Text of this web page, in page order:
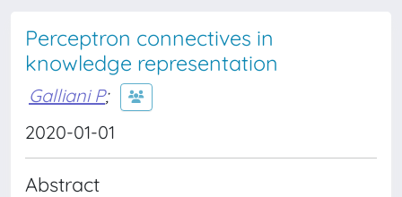
Perceptron connectives in
knowledge representation
Galliani P;
2020-01-01
Abstract